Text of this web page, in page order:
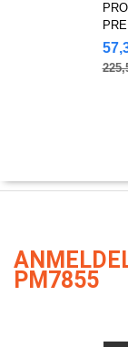
PM7855